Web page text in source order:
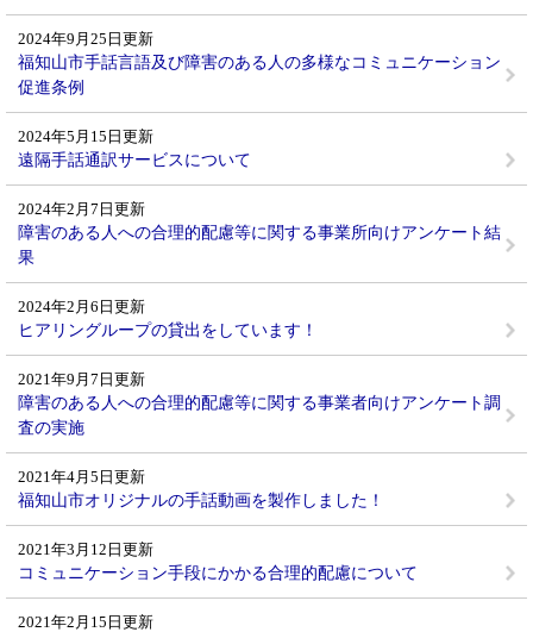
2024年9月25日更新
福知山市手話言語及び障害のある人の多様なコミュニケーション
促進条例
2024年5月15日更新
遠隔手話通訳サービスについて
2024年2月7日更新
障害のある人への合理的配慮等に関する事業所向けアンケート結
果
2024年2月6日更新
ヒアリングループの貸出をしています！
2021年9月7日更新
障害のある人への合理的配慮等に関する事業者向けアンケート調
査の実施
2021年4月5日更新
福知山市オリジナルの手話動画を製作しました！
2021年3月12日更新
コミュニケーション手段にかかる合理的配慮について
2021年2月15日更新